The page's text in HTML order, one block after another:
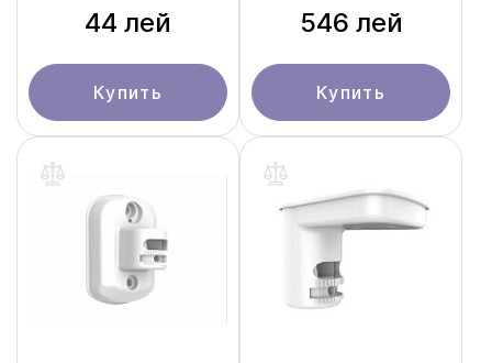
44 лей
Купить
546 лей
Купить